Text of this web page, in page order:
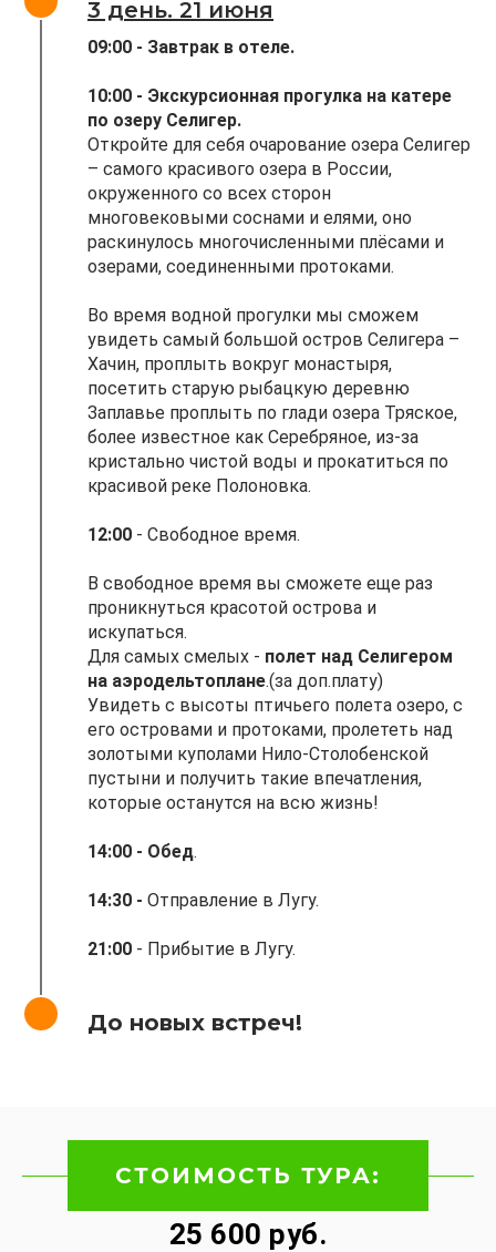
3 день. 21 июня
09:00 - Завтрак в отеле.
10:00 - Экскурсионная прогулка на катере
по озеру Селигер.
Откройте для себя очарование озера Селигер
– самого красивого озера в России,
окруженного со всех сторон
многовековыми соснами и елями, оно
раскинулось многочисленными плёсами и
озерами, соединенными протоками.
Во время водной прогулки мы сможем
увидеть самый большой остров Селигера –
Хачин, проплыть вокруг монастыря,
посетить старую рыбацкую деревню
Заплавье проплыть по глади озера Тряское,
более известное как Серебряное, из-за
кристально чистой воды и прокатиться по
красивой реке Полоновка.
12:00 - Свободное время.
В свободное время вы сможете еще раз
проникнуться красотой острова и
искупаться.
Для самых смелых - полет над Селигером
на аэродельтоплане.(за доп.плату)
Увидеть с высоты птичьего полета озеро, с
его островами и протоками, пролететь над
золотыми куполами Нило-Столобенской
пустыни и получить такие впечатления,
которые останутся на всю жизнь!
14:00 - Обед.
14:30 - Отправление в Лугу.
21:00 - Прибытие в Лугу.
До новых встреч!
СТОИМОСТЬ ТУРА:
25 600 руб.